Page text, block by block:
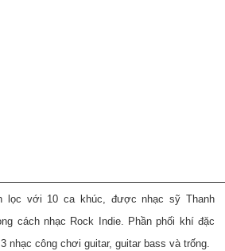
lọc với 10 ca khúc, được nhạc sỹ Thanh
cách nhạc Rock Indie. Phần phối khí đặc
nhạc công chơi guitar, guitar bass và trống.